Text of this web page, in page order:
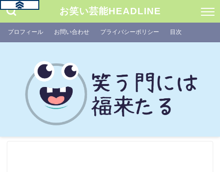
お笑い芸能HEADLINE
プロフィール お問い合わせ プライバシーポリシー 目次